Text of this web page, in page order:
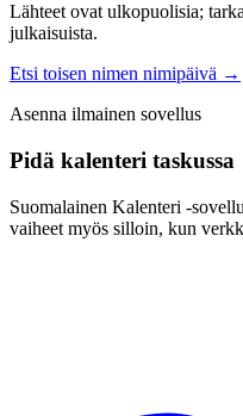
Lähteet ovat ulkopuolisia;
julkaisuista.
Etsi toisen nimen nimipäivä →
Asenna ilmainen sovellus
Pidä kalenteri taskussa
Suomalainen Kalenteri
vaiheet myös silloin, kun